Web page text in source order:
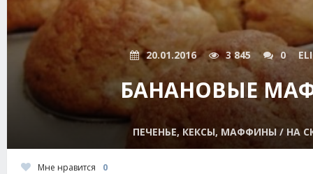
20.01.2016 3 845 0
БАНАНОВЫЕ
ПЕЧЕНЬЕ, КЕКСЫ, МАФФИНЫ / НА
Мне нравится 0